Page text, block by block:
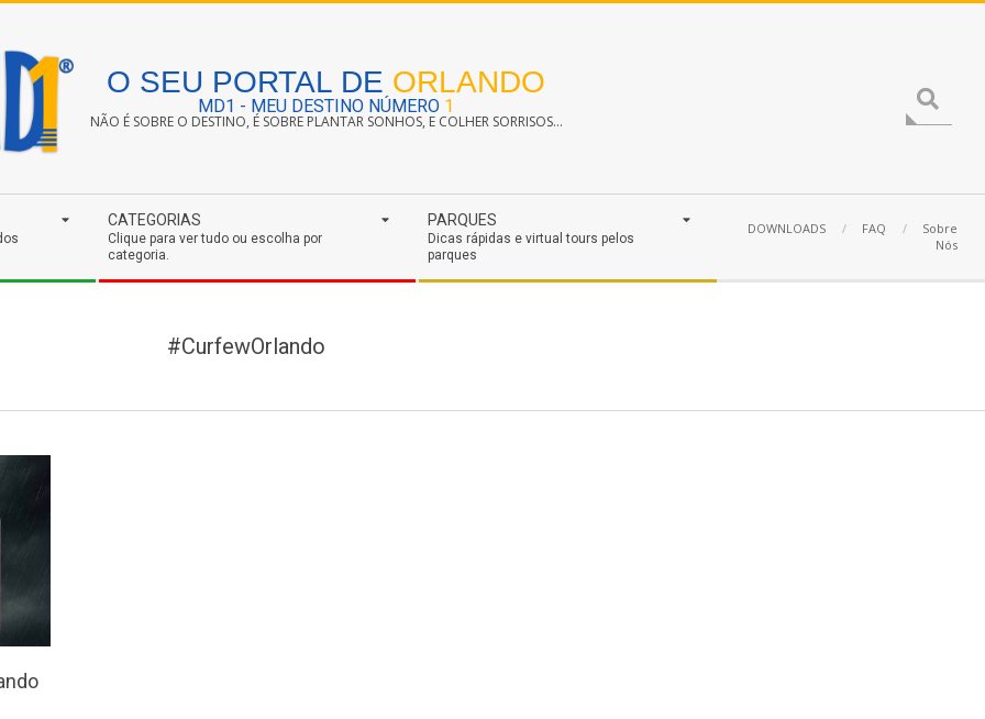
O SEU PORTAL DE ORLANDO
MD1 - MEU DESTINO NÚMERO 1
NÃO É SOBRE O DESTINO, É SOBRE PLANTAR SONHOS, E COLHER SORRISOS...
CATEGORIAS
Clique para ver tudo ou escolha por
categoria.
PARQUES
Dicas rápidas e virtual tours pelos
parques
DOWNLOADS FAQ
Sobre
Nós
#CurfewOrlando